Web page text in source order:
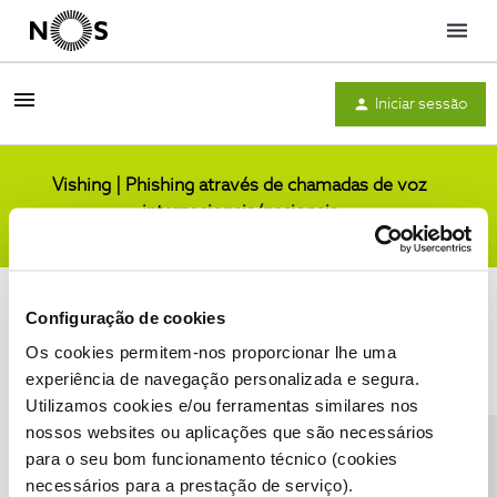
Configuração de cookies
Os cookies permitem-nos proporcionar lhe uma
experiência de navegação personalizada e segura.
Utilizamos cookies e/ou ferramentas similares nos
nossos websites ou aplicações que são necessários
para o seu bom funcionamento técnico (cookies
necessários para a prestação de serviço).
Menu
Iniciar sessão
Vishing | Phishing através de chamadas de voz
internacionais/nacionais
Condições do Fórum NOS Accessibility statement